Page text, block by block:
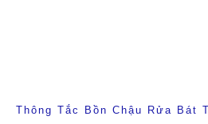
Thông Tắc Bồn Chậu Rửa Bát